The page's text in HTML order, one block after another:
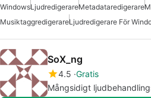
WindowsLjudredigerareMetadataredigerare
MusiktaggredigerareLjudredigerare För
SoX_ng
4.5 Gratis
Mångsidigt